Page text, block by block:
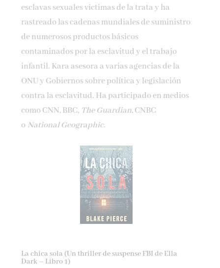
esclavas sexuales víctimas de la trata y ha
rastreado las cadenas mundiales de suministro
de numerosos productos básicos
contaminados por la esclavitud y el trabajo
infantil. Kara asesora a varias agencias de la
ONU y Gobiernos sobre política y legislación
contra la esclavitud. Ha participado en medios
como CNN, BBC, The Guardian, CNBC
o National Geographic.
La chica sola (Un thriller de suspense FBI de Ella
Dark – Libro 1)